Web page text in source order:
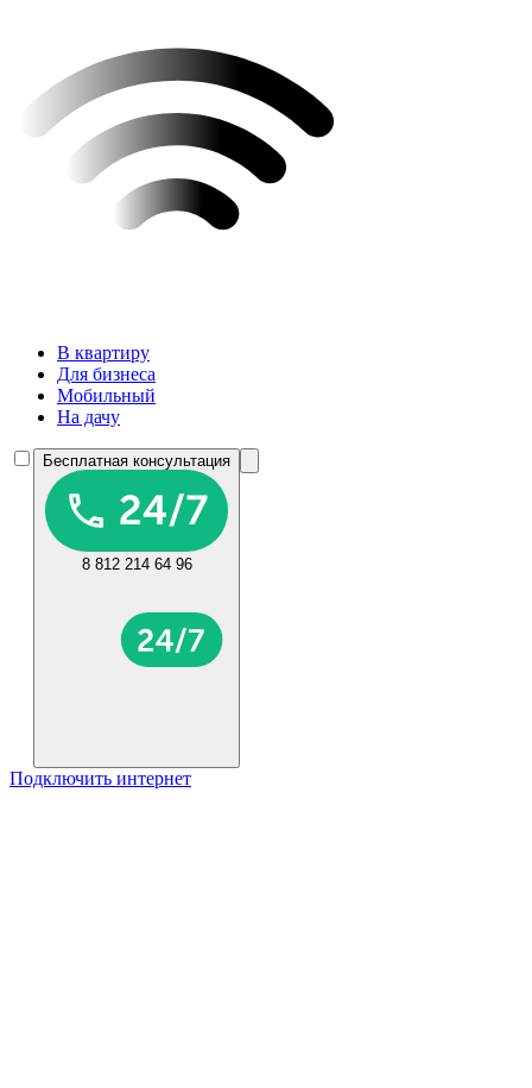
В квартиру
Для бизнеса
Мобильный
На дачу
Бесплатная консультация
8 812 214 64 96
Подключить интернет